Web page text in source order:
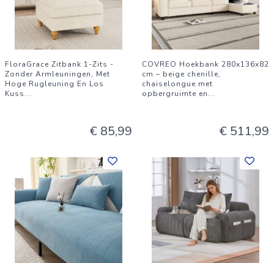
FloraGrace Zitbank 1-Zits -
Zonder Armleuningen, Met
Hoge Rugleuning En Los
Kuss...
€ 85,99
COVREO Hoekbank 280x136x82
cm – beige chenille,
chaiselongue met
opbergruimte en...
€ 511,99